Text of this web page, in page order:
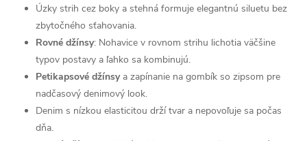
Úzky strih cez boky a stehná formuje elegantnú siluetu bez
zbytočného sťahovania.
Rovné džínsy: Nohavice v rovnom strihu lichotia väčšine
typov postavy a ľahko sa kombinujú.
Petikapsové džínsya zapínanie na gombík so zipsom pre
nadčasový denimový look.
Denim s nízkou elasticitou drží tvar a nepovoľuje sa počas
dňa.